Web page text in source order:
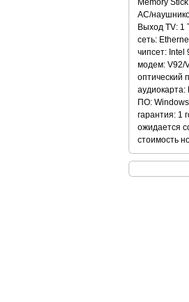
Memory
АС/
Выход TV: 1
сеть:
чипсет: Intel
модем: V92/
оптический
ПО:
гарантия: 1
ожидается
стоимость